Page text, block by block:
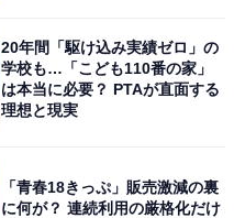
20年間「駆け込み実績ゼロ」の
学校も…「こども110番の家」
は本当に必要？ PTAが直面する
理想と現実
「青春18きっぷ」販売激減の裏
に何が？ 連続利用の厳格化だけ